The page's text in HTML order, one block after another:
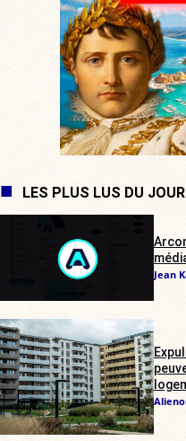
LES PLUS LUS DU JOUR
Jean